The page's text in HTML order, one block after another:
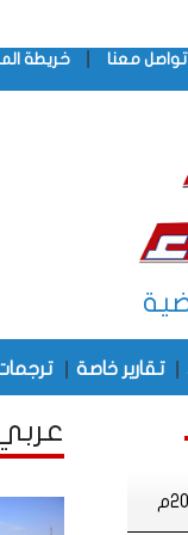
تواصل معنا خريطة
تقارير خاصة